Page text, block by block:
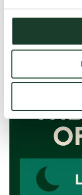
mentale, favorisant
Les Différentes